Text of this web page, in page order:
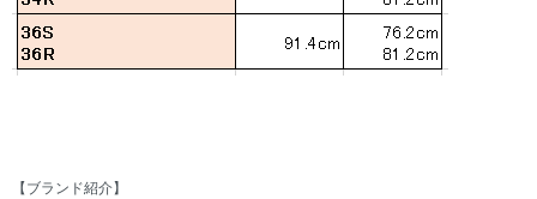
【ブランド紹介】